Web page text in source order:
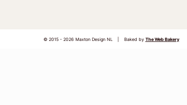
© 2015 - 2026 Maxton Design NL Baked by The Web Bakery